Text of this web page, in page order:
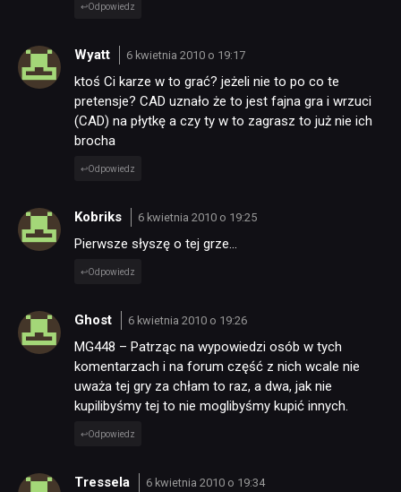
Odpowiedz
Wyatt 6 kwietnia 2010 o 19:17
ktoś Ci karze w to grać? jeżeli nie to po co te
pretensje? CAD uznało że to jest fajna gra i wrzuci
(CAD) na płytkę a czy ty w to zagrasz to już nie ich
brocha
Odpowiedz
Kobriks 6 kwietnia 2010 o 19:25
Pierwsze słyszę o tej grze…
Odpowiedz
Ghost 6 kwietnia 2010 o 19:26
MG448 – Patrząc na wypowiedzi osób w tych
komentarzach i na forum część z nich wcale nie
uważa tej gry za chłam to raz, a dwa, jak nie
kupilibyśmy tej to nie moglibyśmy kupić innych.
Odpowiedz
Tressela 6 kwietnia 2010 o 19:34